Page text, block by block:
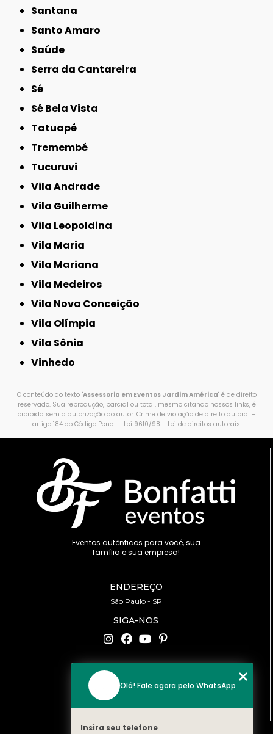
Santana
Santo Amaro
Saúde
Serra da Cantareira
Sé
Sé Bela Vista
Tatuapé
Tremembé
Tucuruvi
Vila Andrade
Vila Guilherme
Vila Leopoldina
Vila Maria
Vila Mariana
Vila Medeiros
Vila Nova Conceição
Vila Olímpia
Vila Sônia
Vinhedo
O conteúdo do texto "Assessoria em Eventos Jardim América" é de direito
reservado. Sua reprodução, parcial ou total, mesmo citando nossos links, é
proibida sem a autorização do autor. Crime de violação de direito autoral –
artigo 184 do Código Penal – Lei 9610/98 - Lei de direitos autorais.
Eventos autênticos para você, sua
família e sua empresa!
ENDEREÇO
São Paulo - SP
SIGA-NOS
CONTATO
(11) 94519-2422
contato@bonfattieventos.com.br
Olá! Fale agora pelo WhatsApp
Insira seu telefone